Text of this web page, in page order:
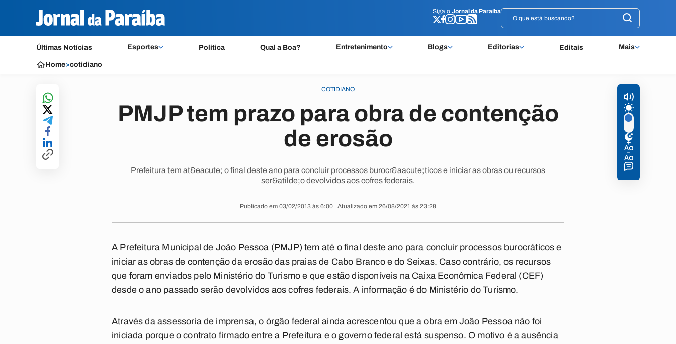
Siga o Jornal da Paraíba
Últimas Notícias Esportes Política Qual a Boa? Entretenimento Blogs Editorias Editais Mais
Siga o Jornal da Paraíba
Home>cotidiano
COTIDIANO
PMJP tem prazo para obra de contenção
de erosão
Prefeitura tem at&eacute; o final deste ano para concluir processos burocr&aacute;ticos e iniciar as obras ou recursos
ser&atilde;o devolvidos aos cofres federais.
Publicado em 03/02/2013 às 6:00 | Atualizado em 26/08/2021 às 23:28
A Prefeitura Municipal de João Pessoa (PMJP) tem até o final deste ano para concluir processos burocráticos e
iniciar as obras de contenção da erosão das praias de Cabo Branco e do Seixas. Caso contrário, os recursos
que foram enviados pelo Ministério do Turismo e que estão disponíveis na Caixa Econômica Federal (CEF)
desde o ano passado serão devolvidos aos cofres federais. A informação é do Ministério do Turismo.
Através da assessoria de imprensa, o órgão federal ainda acrescentou que a obra em João Pessoa não foi
iniciada porque o contrato firmado entre a Prefeitura e o governo federal está suspenso. O motivo é a ausência